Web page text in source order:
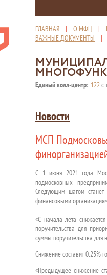
ГЛАВНАЯ | О МФЦ |
ВАЖНЫЕ ДОКУМЕНТЫ
Единый колл-центр: 122с
Новости
МСП
C 1 июня 2021 года
подмосковных
Следующим шагом станет
финансовыми
«С начала лета
поручительства для
суммы поручительства для
Снижение составит 0,25%
«Предыдущее снижение